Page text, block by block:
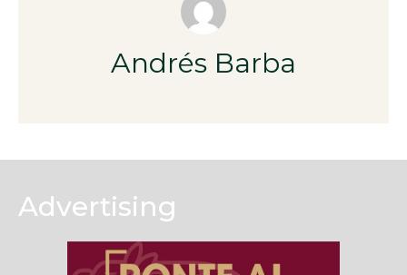
Andrés Barba
Advertising